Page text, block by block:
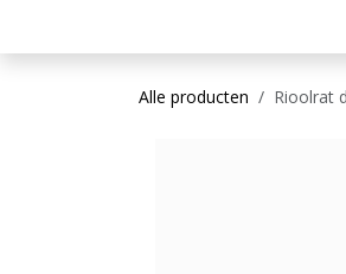
Alle producten Rioolrat